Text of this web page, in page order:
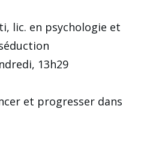
lic. en psychologie et
13h29
et progresser dans